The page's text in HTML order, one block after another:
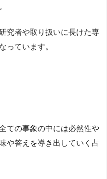
究者や取り扱いに長けた専
っています。
ての事象の中には必然性や
や答えを導き出していく占